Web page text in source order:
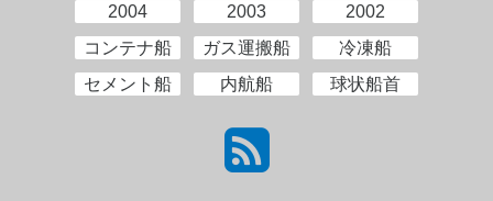
2004
2003
2002
コンテナ船
ガス運搬船
冷凍船
セメント船
内航船 球状船首